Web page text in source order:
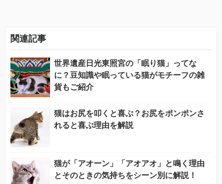
関連記事
世界遺産日光東照宮の「眠り猫」ってな
に？豆知識や眠っている猫がモチーフの雑
貨もご紹介
猫はお尻を叩くと喜ぶ？お尻をポンポンさ
れると喜ぶ理由を解説
猫が「アオーン」「アオアオ」と鳴く理由
とそのときの気持ちをシーン別に解説！